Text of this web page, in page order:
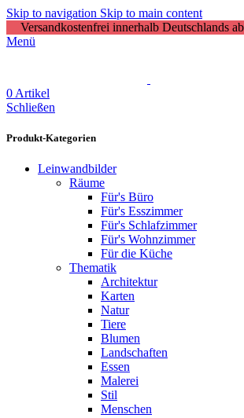
Skip to navigation Skip to main content
Versandkostenfrei innerhalb Deutschlands
Menü
0 Artikel
Schließen
Produkt-Kategorien
Leinwandbilder
Räume
Für's Büro
Für's Esszimmer
Für's Schlafzimmer
Für's Wohnzimmer
Für die Küche
Thematik
Architektur
Karten
Natur
Tiere
Blumen
Landschaften
Essen
Malerei
Stil
Menschen